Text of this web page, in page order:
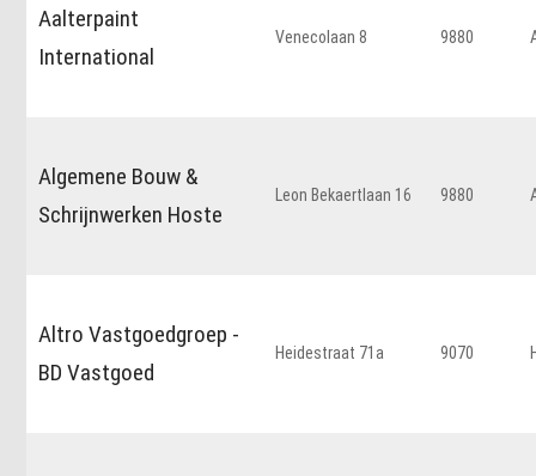
Aalterpaint
International
Venecolaan 8 9880
Algemene Bouw &
Schrijnwerken Hoste
Leon Bekaertlaan 16 9880
Altro Vastgoedgroep -
BD Vastgoed
Heidestraat 71a 9070